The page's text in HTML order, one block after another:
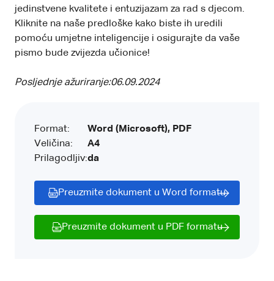
jedinstvene kvalitete i entuzijazam za rad s djecom.
Kliknite na naše predloške kako biste ih uredili
pomoću umjetne inteligencije i osigurajte da vaše
pismo bude zvijezda učionice!
Posljednje ažuriranje:06.09.2024
Format:
Veličina:
Prilagodljiv:
Word (Microsoft), PDF
A4
da
Preuzmite dokument u Word formatu
Preuzmite dokument u PDF formatu